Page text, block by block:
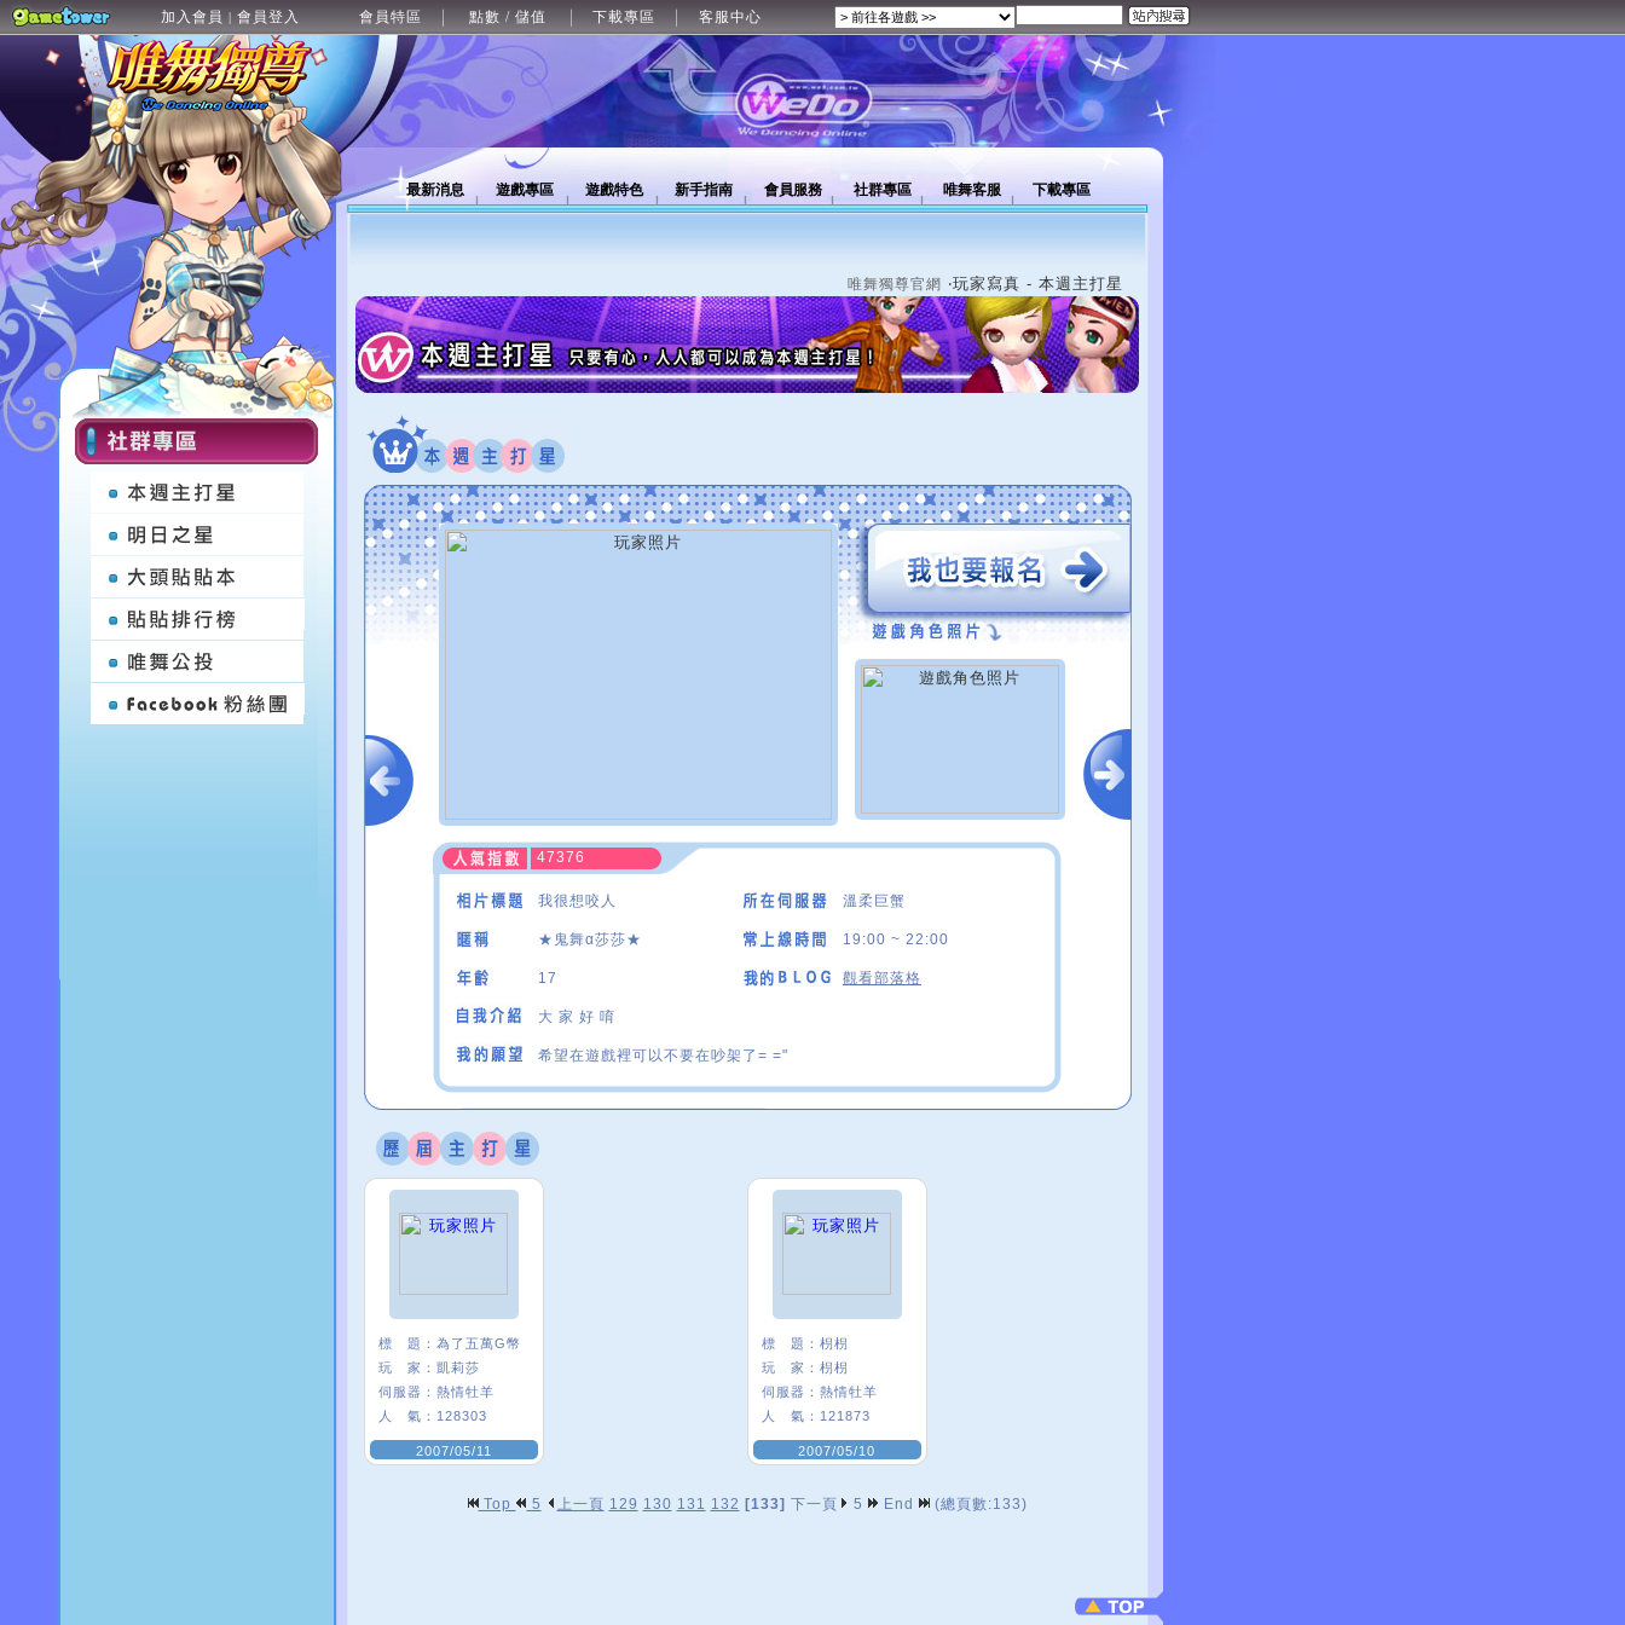
加入會員 | 會員登入 會員特區 點數 / 儲值 下載專區 客服中心
最新消息 遊戲專區 遊戲特色 新手指南 會員服務 社群專區 唯舞客服 下載專區
唯舞獨尊官網 ‧玩家寫真 - 本週主打星
47376
我很想咬人 溫柔巨蟹
★鬼舞α莎莎★ 19:00 ~ 22:00
17 觀看部落格
大 家 好 唷
希望在遊戲裡可以不要在吵架了= ="
標 題： 為了五萬G幣
玩 家： 凱莉莎
伺服器： 熱情牡羊
人 氣： 128303
2007/05/11
標 題： 枴枴
玩 家： 枴枴
伺服器： 熱情牡羊
人 氣： 121873
2007/05/10
Top 5 上一頁 129 130 131 132 [133] 下一頁 5 End (總頁數:133)